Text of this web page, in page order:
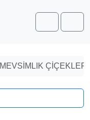
Cart
MEVSİMLIK ÇİÇEKLER